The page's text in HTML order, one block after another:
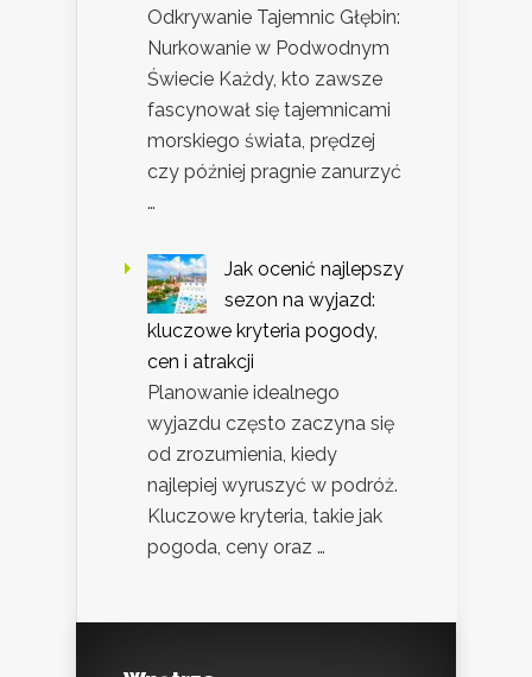
Odkrywanie Tajemnic Głębin:
Nurkowanie w Podwodnym
Świecie Każdy, kto zawsze
fascynował się tajemnicami
morskiego świata, prędzej
czy później pragnie zanurzyć
…
Jak ocenić najlepszy
sezon na wyjazd:
kluczowe kryteria pogody,
cen i atrakcji
Planowanie idealnego
wyjazdu często zaczyna się
od zrozumienia, kiedy
najlepiej wyruszyć w podróż.
Kluczowe kryteria, takie jak
pogoda, ceny oraz …